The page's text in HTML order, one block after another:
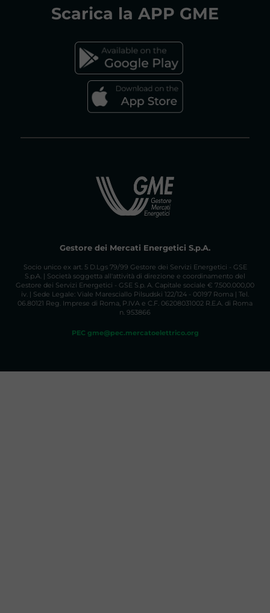
FAQs MERCATO ELETTRICO
Scarica la APP GME
Gestore dei Mercati Energetici S.p.A.
Socio unico ex art. 5 D.Lgs 79/99 Gestore dei Servizi Energetici - GSE
S.p.A. | Società soggetta all'attività di direzione e coordinamento del
Gestore dei Servizi Energetici - GSE S.p. A. Capitale sociale € 7.500.000,00
iv. | Sede Legale: Viale Maresciallo Pilsudski 122/124 - 00197 Roma | Tel.
06.80121 Reg. Imprese di Roma, P.IVA e C.F. 06208031002 R.E.A. di Roma
n. 953866
PEC gme@pec.mercatoelettrico.org